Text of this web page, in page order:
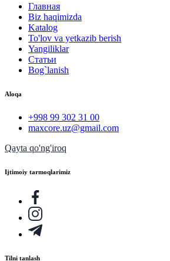
Главная
Biz haqimizda
Katalog
To'lov va yetkazib berish
Yangiliklar
Статьи
Bog`lanish
Aloqa
+998 99 302 31 00
maxcore.uz@gmail.com
Qayta qo'ng'iroq
Ijtimoiy tarmoqlarimiz
Tilni tanlash